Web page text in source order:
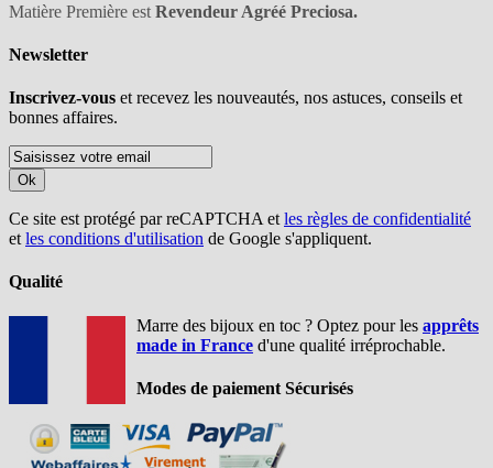
Matière Première est Revendeur Agréé Preciosa.
Newsletter
Inscrivez-vous et recevez les nouveautés, nos astuces, conseils et
bonnes affaires.
Ok
Ce site est protégé par reCAPTCHA et les règles de confidentialité
et les conditions d'utilisation de Google s'appliquent.
Qualité
Marre des bijoux en toc ? Optez pour les apprêts
made in France d'une qualité irréprochable.
Modes de paiement Sécurisés